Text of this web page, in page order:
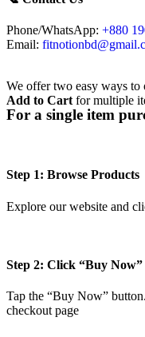
Phone/WhatsApp: +880
Email:
We offer two easy ways to
Add to Cart for multiple
For a single item
Step 1: Browse Products
Explore our website and
Step 2: Click “Buy Now”
Tap the “Buy Now”
checkout page